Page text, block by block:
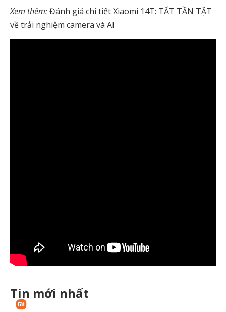
Xem thêm:Đánh giá chi tiết Xiaomi 14T: TẤT TẦN TẬT
về trải nghiệm camera và AI
Tin mới nhất